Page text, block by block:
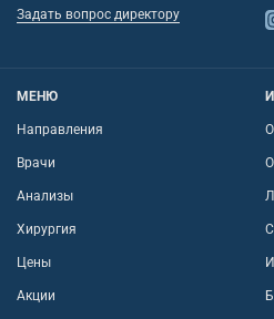
Задать вопрос директору
МЕНЮ
Направления
Врачи
Анализы
Хирургия
Цены
Акции